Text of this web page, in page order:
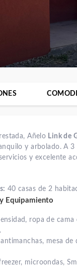
Añelo Link de
y arbolado. A
y excelente
40 casas de 2
Equipamiento
ropa de
mesa
microondas,